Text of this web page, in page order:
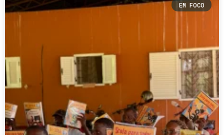
EM FOCO